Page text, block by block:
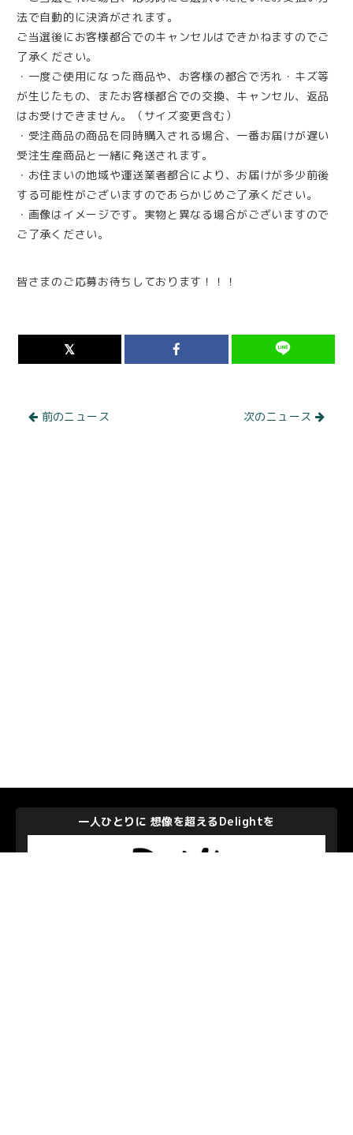
法で自動的に決済がされます。
ご当選後にお客様都合でのキャンセルはできかねますのでご
了承ください。
・一度ご使用になった商品や、お客様の都合で汚れ・キズ等
が生じたもの、またお客様都合での交換、キャンセル、返品
はお受けできません。（サイズ変更含む）
・受注商品の商品を同時購入される場合、一番お届けが遅い
受注生産商品と一緒に発送されます。
・お住まいの地域や運送業者都合により、お届けが多少前後
する可能性がございますのであらかじめご了承ください。
・画像はイメージです。実物と異なる場合がございますので
ご了承ください。
皆さまのご応募お待ちしております！！！
前のニュース 次のニュース
エレクトロニクスの進化に挑戦し発展して社会に貢献する